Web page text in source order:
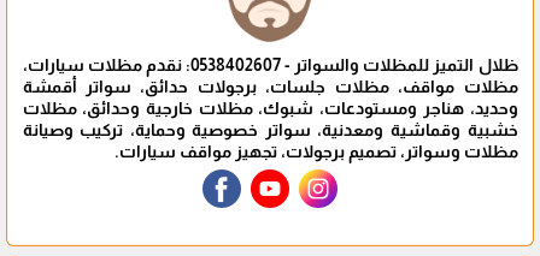
ظلال التميز للمظلات والسواتر - 0538402607: نقدم مظلات سيارات،
مظلات مواقف، مظلات جلسات، برجولات حدائق، سواتر أقمشة
وحديد، هناجر ومستودعات، شبوك، مظلات خارجية وحدائق، مظلات
خشبية وقماشية ومعدنية، سواتر خصوصية وحماية، تركيب وصيانة
مظلات وسواتر، تصميم برجولات، تجهيز مواقف سيارات.